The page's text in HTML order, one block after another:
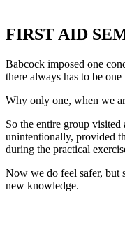
FIRST AID
Babcock imposed one
there always has to be
Why only one, when we
So the entire group
unintentionally, provided
during the practical
Now we do feel safer, but
new knowledge.